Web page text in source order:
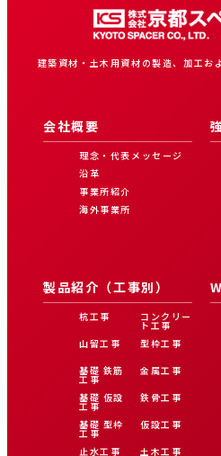
建築資材・土木用資材の製造、加工お
会社概要
理念・代表メッセージ
沿革
事業所紹介
海外事業所
製品紹介（工事別）
杭工事
山留工事
基礎 鉄筋
工事
基礎 仮設
工事
基礎 型枠
工事
止水工事
コンクリー
ト工事
型枠工事
金属工事
鉄骨工事
仮設工事
土木工事